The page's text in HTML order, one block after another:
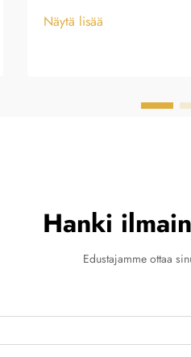
Näytä lisää
Hanki
Edustajamme ottaa